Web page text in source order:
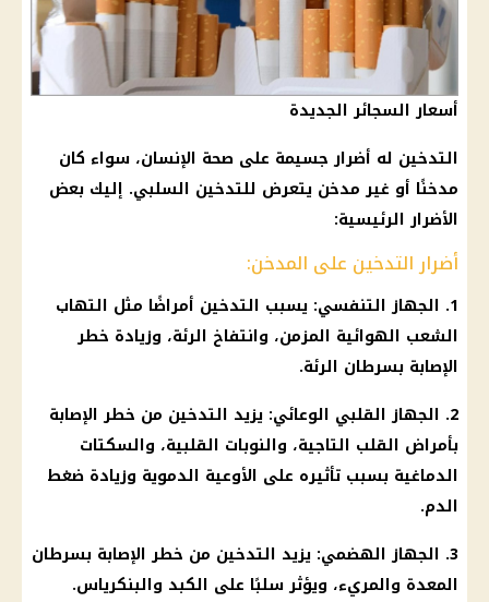
أسعار السجائر الجديدة
التدخين له أضرار جسيمة على صحة الإنسان، سواء كان
مدخنًا أو غير مدخن يتعرض للتدخين السلبي. إليك بعض
الأضرار الرئيسية:
أضرار التدخين على المدخن:
1. الجهاز التنفسي: يسبب التدخين أمراضًا مثل التهاب
الشعب الهوائية المزمن، وانتفاخ الرئة، وزيادة خطر
الإصابة بسرطان الرئة.
2. الجهاز القلبي الوعائي: يزيد
التدخين من خطر الإصابة
بأمراض القلب التاجية، والنوبات القلبية، والسكتات
الدماغية بسبب تأثيره على الأوعية الدموية وزيادة ضغط
الدم.
3. الجهاز الهضمي: يزيد التدخين من خطر الإصابة بسرطان
المعدة والمريء، ويؤثر سلبًا على الكبد والبنكرياس.